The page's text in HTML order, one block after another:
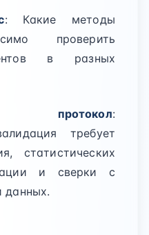
: Какие методы
проверить
в разных
протокол:
требует
статистических
и сверки с
данных.